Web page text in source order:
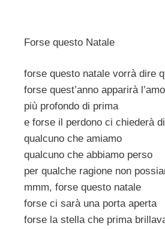
Forse questo Natale
forse questo natale vorrà dire
forse quest’anno apparirà
più profondo di prima
e forse il perdono ci chiederà
qualcuno che amiamo
qualcuno che abbiamo perso
per qualche ragione non
mmm, forse questo natale
forse ci sarà una porta aperta
forse la stella che prima